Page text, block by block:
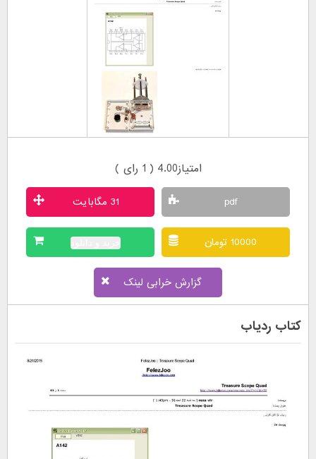
امتیاز4.00 ( 1 رای )
pdf 31 مگابایت
10000 تومان خرید و دانلود
گزارش خرابی لینک
کتاب ردیاب